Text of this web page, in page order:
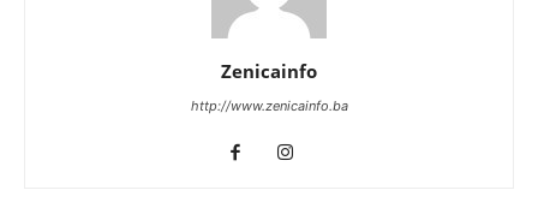
Zenicainfo
http://www.zenicainfo.ba